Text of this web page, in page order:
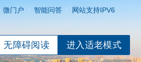
微门户 智能问答 网站支持IPV6
进入适老模式
无障碍阅读